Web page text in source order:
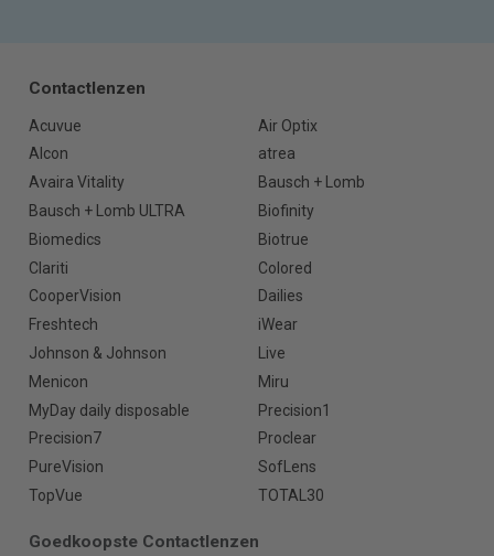
Contactlenzen
Acuvue
Air Optix
Alcon
atrea
Avaira Vitality
Bausch + Lomb
Bausch + Lomb ULTRA
Biofinity
Biomedics
Biotrue
Clariti
Colored
CooperVision
Dailies
Freshtech
iWear
Johnson & Johnson
Live
Menicon
Miru
MyDay daily disposable
Precision1
Precision7
Proclear
PureVision
SofLens
TopVue
TOTAL30
Goedkoopste Contactlenzen